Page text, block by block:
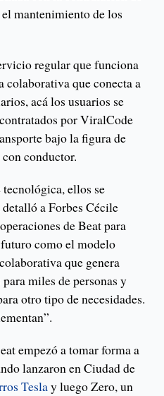
mantenimiento de los
regular que funciona
colaborativa que conecta a
acá los usuarios se
por ViralCode
bajo la figura de
conductor.
ellos se
a Forbes Cécile
de Beat para
como el modelo
que genera
miles de personas y
otro tipo de necesidades.
empezó a tomar forma a
lanzaron en Ciudad de
Teslay luego Zero, un